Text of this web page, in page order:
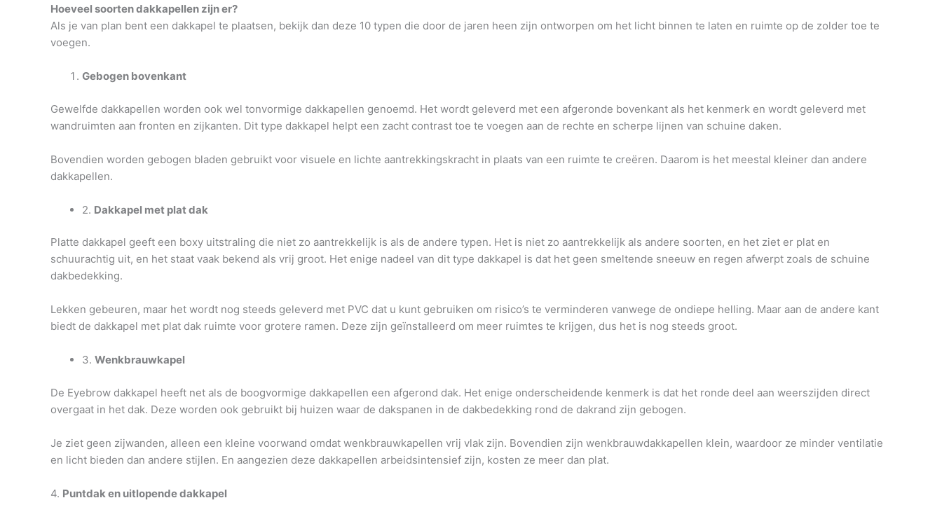
Hoeveel soorten dakkapellen zijn er?
Als je van plan bent een dakkapel te plaatsen, bekijk dan deze 10 typen die door de jaren heen zijn ontworpen om het licht binnen te laten en ruimte op de zolder toe te
voegen.
Gebogen bovenkant
Gewelfde dakkapellen worden ook wel tonvormige dakkapellen genoemd. Het wordt geleverd met een afgeronde bovenkant als het kenmerk en wordt geleverd met
wandruimten aan fronten en zijkanten. Dit type dakkapel helpt een zacht contrast toe te voegen aan de rechte en scherpe lijnen van schuine daken.
Bovendien worden gebogen bladen gebruikt voor visuele en lichte aantrekkingskracht in plaats van een ruimte te creëren. Daarom is het meestal kleiner dan andere
dakkapellen.
2. Dakkapel met plat dak
Platte dakkapel geeft een boxy uitstraling die niet zo aantrekkelijk is als de andere typen. Het is niet zo aantrekkelijk als andere soorten, en het ziet er plat en
schuurachtig uit, en het staat vaak bekend als vrij groot. Het enige nadeel van dit type dakkapel is dat het geen smeltende sneeuw en regen afwerpt zoals de schuine
dakbedekking.
Lekken gebeuren, maar het wordt nog steeds geleverd met PVC dat u kunt gebruiken om risico’s te verminderen vanwege de ondiepe helling. Maar aan de andere kant
biedt de dakkapel met plat dak ruimte voor grotere ramen. Deze zijn geïnstalleerd om meer ruimtes te krijgen, dus het is nog steeds groot.
3. Wenkbrauwkapel
De Eyebrow dakkapel heeft net als de boogvormige dakkapellen een afgerond dak. Het enige onderscheidende kenmerk is dat het ronde deel aan weerszijden direct
overgaat in het dak. Deze worden ook gebruikt bij huizen waar de dakspanen in de dakbedekking rond de dakrand zijn gebogen.
Je ziet geen zijwanden, alleen een kleine voorwand omdat wenkbrauwkapellen vrij vlak zijn. Bovendien zijn wenkbrauwdakkapellen klein, waardoor ze minder ventilatie
en licht bieden dan andere stijlen. En aangezien deze dakkapellen arbeidsintensief zijn, kosten ze meer dan plat.
4. Puntdak en uitlopende dakkapel